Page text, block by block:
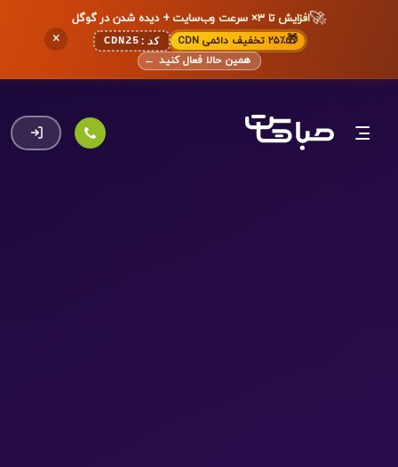
🚀افزایش تا ۳× سرعت وب‌سایت + دیده شدن در گوگل
🎁۲۵٪ تخفیف دائمی CDN کد: CDN25
همین حالا فعال کنید ←
×